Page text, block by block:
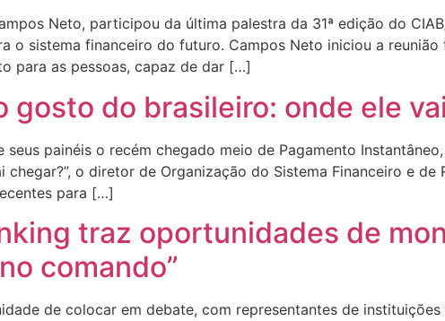
Neto, participou da última palestra da 31ª edição do
o sistema financeiro do futuro. Campos Neto iniciou a
para as pessoas, capaz de dar […]
gosto do brasileiro: onde ele
seus painéis o recém chegado meio de Pagamento
o diretor de Organização do Sistema Financeiro e
para […]
traz oportunidades de
comando”
de colocar em debate, com representantes de